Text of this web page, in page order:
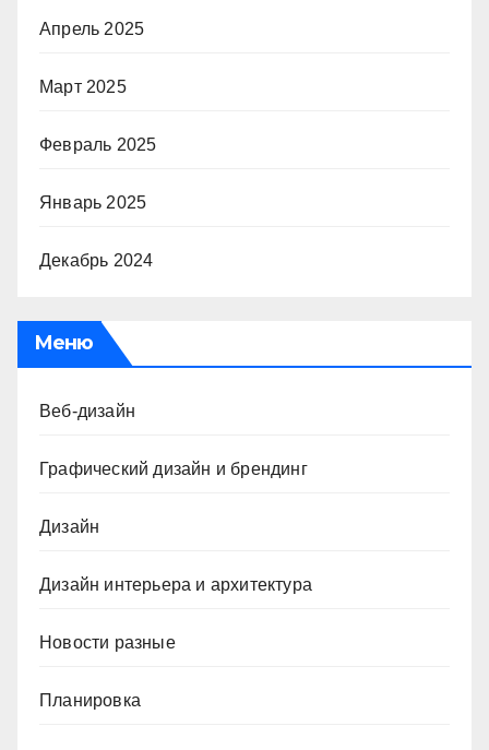
Апрель 2025
Март 2025
Февраль 2025
Январь 2025
Декабрь 2024
Меню
Веб-дизайн
Графический дизайн и брендинг
Дизайн
Дизайн интерьера и архитектура
Новости разные
Планировка